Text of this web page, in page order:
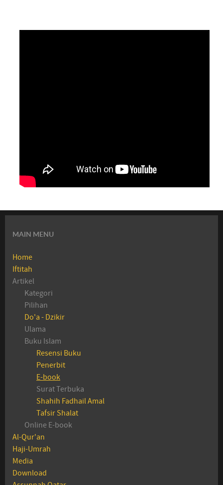
MAIN MENU
Home
Iftitah
Artikel
Kategori
Pilihan
Do'a - Dzikir
Ulama
Buku Islam
Resensi Buku
Penerbit
E-book
Surat Terbuka
Shahih Fadhail Amal
Tafsir Shalat
Online E-book
Al-Qur'an
Haji-Umrah
Media
Download